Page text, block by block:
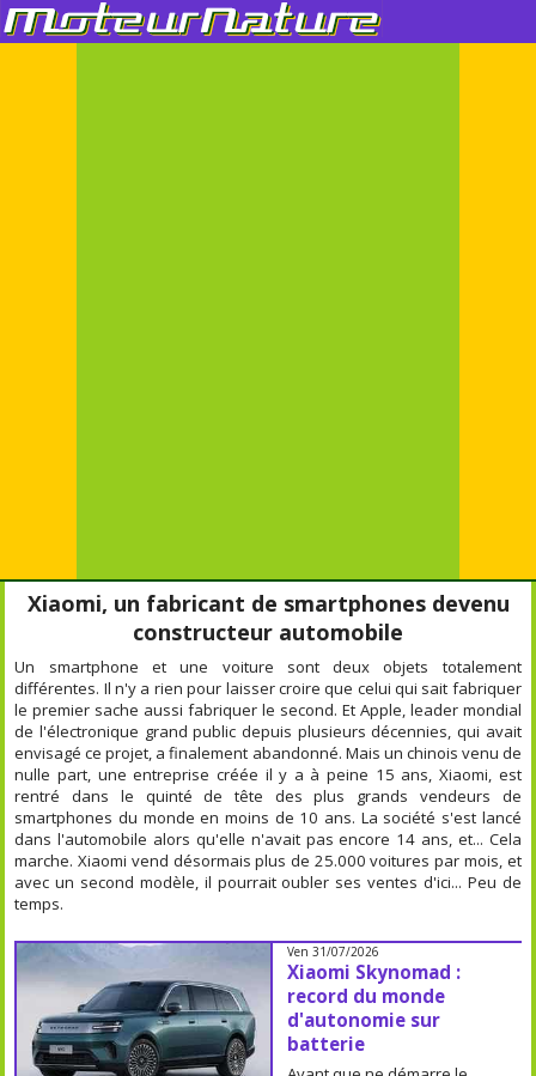
Xiaomi, un fabricant de smartphones devenu
constructeur automobile
Un smartphone et une voiture sont deux objets totalement
différentes. Il n'y a rien pour laisser croire que celui qui sait fabriquer
le premier sache aussi fabriquer le second. Et Apple, leader mondial
de l'électronique grand public depuis plusieurs décennies, qui avait
envisagé ce projet, a finalement abandonné. Mais un chinois venu de
nulle part, une entreprise créée il y a à peine 15 ans, Xiaomi, est
rentré dans le quinté de tête des plus grands vendeurs de
smartphones du monde en moins de 10 ans. La société s'est lancé
dans l'automobile alors qu'elle n'avait pas encore 14 ans, et... Cela
marche. Xiaomi vend désormais plus de 25.000 voitures par mois, et
avec un second modèle, il pourrait oubler ses ventes d'ici... Peu de
temps.
Ven 31/07/2026
Xiaomi Skynomad :
record du monde
d'autonomie sur
batterie